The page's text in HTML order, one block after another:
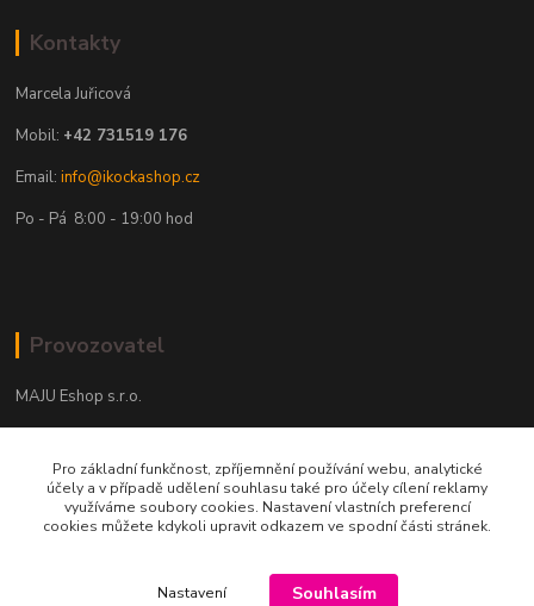
Kontakty
Marcela Juřicová
Mobil: +42 731519 176
Email:info@ikockashop.cz
Po - Pá 8:00 - 19:00 hod
Provozovatel
MAJU Eshop s.r.o.
702 00 Ostrava
IČ: 09674799
Pro základní funkčnost, zpříjemnění používání webu, analytické
účely a v případě udělení souhlasu také pro účely cílení reklamy
využíváme soubory cookies. Nastavení vlastních preferencí
cookies můžete kdykoli upravit odkazem ve spodní části stránek.
Nastavení Souhlasím